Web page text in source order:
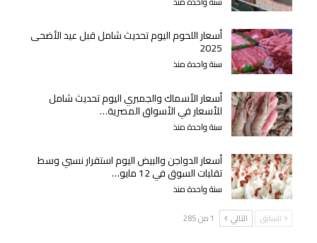
أسعار اللحوم اليوم تحديث شامل قبل عيد الأضحى
2025
سنة واحدة منذ
أسعار الأسماك والجمبري اليوم تحديث شامل
للأسعار في الأسواق المصرية…
سنة واحدة منذ
أسعار الدواجن والبيض اليوم استقرار نسبي وسط
تقلبات السوق في 12 مايو…
سنة واحدة منذ
السابق التالي 1 من 285